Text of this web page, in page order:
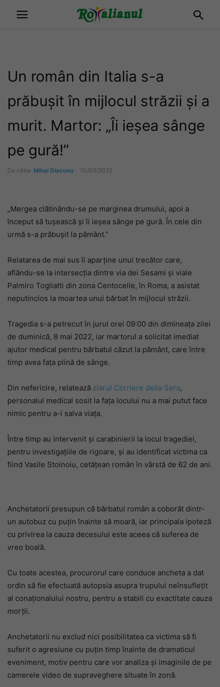
Un român din Italia s-a
prăbușit în mijlocul străzii și a
murit. Martor: „Îi ieșea sânge
pe gură!”
De către Mihai Diaconu - 10/05/2022
„Mergea clătinându-se pe marginea drumului, apoi a
început să tușească și îi ieșea sânge pe gură. În cele din
urmă s-a prăbușit la pământ.”
Relatarea de mai sus îi aparține unui trecător care,
aflându-se la intersecția dintre via dei Sesami și viale
Palmiro Togliatti din zona Centocelle, în Roma, a asistat
neputincios la moartea unui bărbat în mijlocul străzii.
Tragedia s-a petrecut în jurul orei 09:00 din dimineața zilei
de duminică, 8 mai 2022, iar martorul a solicitat imediat
ajutor medical pentru bărbatul căzut la pământ, care între
timp avea fața plină de sânge.
Din nefericire, relatează ziarul Corriere della Sera,
personalul medical sosit la fața locului nu a mai putut face
nimic pentru a-i salva viața.
Între timp au intervenit și carabinierii la locul tragediei,
pentru investigațiile de rigoare, și au identificat victima ca
fiind Vasile Stoinoiu, cetățean român în vârstă de 62 de ani.
Anchetatorii presupun că bărbatul român a coborât dintr-
un autobuz cu puțin înainte să moară, iar principala ipoteză
cu privirea la cauza decesului este aceea că suferea de
vreo boală.
Cu toate acestea, procurorul care conduce ancheta a dat
ordin să fie efectuată autopsia asupra trupului neînsuflețit
al conaționalului nostru, pentru a stabili cu exactitate cauza
morții.
Anchetatorii nu exclud nici posibilitatea ca victima să fi
suferit o agresiune cu puțin timp înainte de dramaticul
eveniment, motiv pentru care vor analiza și imaginile de pe
camerele video de supraveghere situate în zonă.